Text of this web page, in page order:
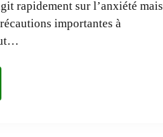
rapidement sur l’anxiété mais
importantes à